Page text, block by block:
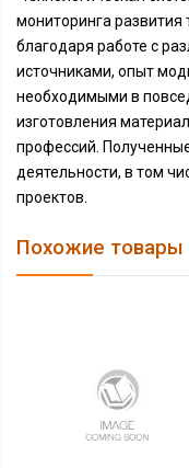
мониторинга развития
благодаря работе с
источниками, опыт
необходимыми в
изготовления
профессий.
деятельности, в том
проектов.
Похожие товары